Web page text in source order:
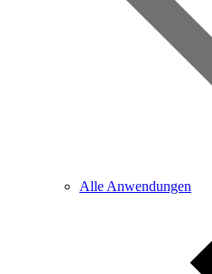
Alle Anwendungen